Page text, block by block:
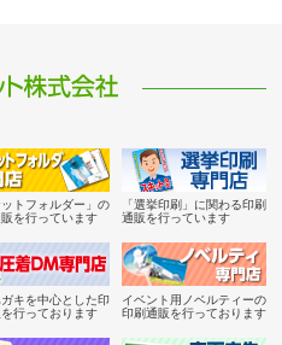
ットフォルダー」の
を行っています
「選挙印刷」に関わる印刷
通販を行っています
ガキを中心とした印
行っております
イベント用ノベルティーの
印刷通販を行っております